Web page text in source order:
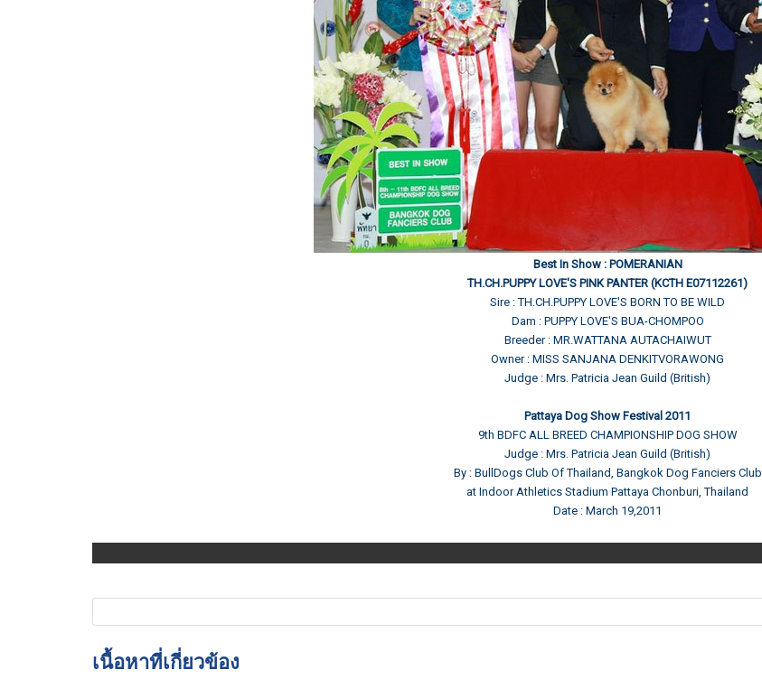
Best In Show : POMERANIAN
TH.CH.PUPPY LOVE'S PINK PANTER (KCTH E07112261)
Sire : TH.CH.PUPPY LOVE'S BORN TO BE WILD
Dam : PUPPY LOVE'S BUA-CHOMPOO
Breeder : MR.WATTANA AUTACHAIWUT
Owner : MISS SANJANA DENKITVORAWONG
Judge : Mrs. Patricia Jean Guild (British)
Pattaya Dog Show Festival 2011
9th BDFC ALL BREED CHAMPIONSHIP DOG SHOW
Judge : Mrs. Patricia Jean Guild (British)
By : BullDogs Club Of Thailand, Bangkok Dog Fanciers Club
at Indoor Athletics Stadium Pattaya Chonburi, Thailand
Date : March 19,2011
เนื้อหาที่เกี่ยวข้อง